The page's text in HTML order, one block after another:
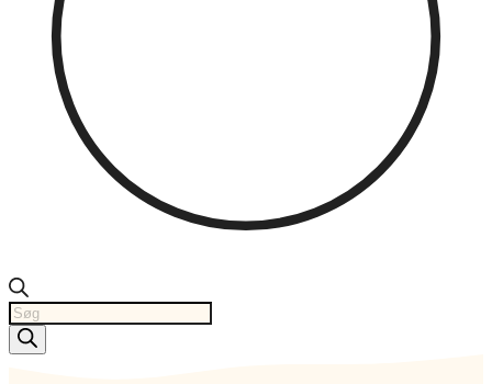
Products
search